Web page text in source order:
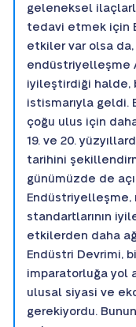
geleneksel
tedavi etmek için
etkiler var olsa da,
endüstriyelleşme
iyileştirdiği halde,
istismarıyla
çoğu ulus için
19. ve 20.
tarihini
günümüzde de
Endüstriyelleşme,
standartlarının
etkilerden daha
Endüstri Devrimi,
imparatorluğa yol
ulusal siyasi ve
gerekiyordu.